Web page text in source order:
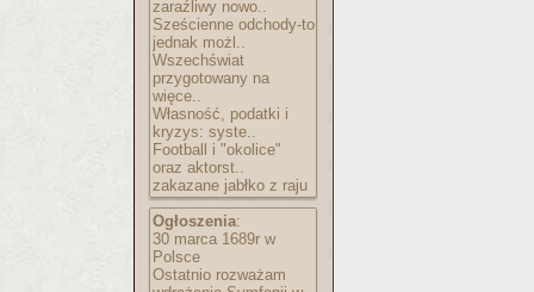
zaraźliwy nowo..
Sześcienne odchody-to
jednak możl..
Wszechświat
przygotowany na
więce..
Własność, podatki i
kryzys: syste..
Football i "okolice"
oraz aktorst..
zakazane jabłko z raju
Ogłoszenia:
30 marca 1689r w
Polsce
Ostatnio rozważam